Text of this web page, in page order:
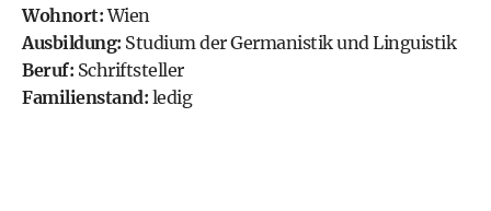
Wohnort:Wien
Ausbildung: Studium der Germanistik und Linguistik
Beruf: Schriftsteller
Familienstand: ledig